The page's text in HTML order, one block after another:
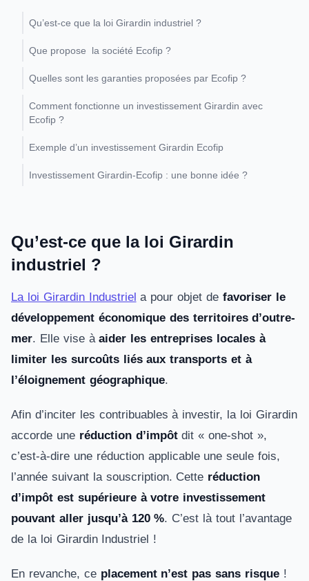
Qu’est-ce que la loi Girardin industriel ?
Que propose la société Ecofip ?
Quelles sont les garanties proposées par Ecofip ?
Comment fonctionne un investissement Girardin avec
Ecofip ?
Exemple d’un investissement Girardin Ecofip
Investissement Girardin-Ecofip : une bonne idée ?
Qu’est-ce que la loi Girardin
industriel ?
La loi Girardin Industriel a pour objet de favoriser le
développement économique des territoires d’outre-
mer. Elle vise àaider les entreprises locales à
limiter les surcoûts liés aux transports et à
l’éloignement géographique.
Afin d’inciter les contribuables à investir, la loi Girardin
accorde une réduction d’impôtdit « one-shot »,
c’est-à-dire une réduction applicable une seule fois,
l’année suivant la souscription. Cette réduction
d’impôt est supérieure à votre investissement
pouvant aller jusqu’à 120 %. C’est là tout l’avantage
de la loi Girardin Industriel !
En revanche, ce placement n’est pas sans risque!